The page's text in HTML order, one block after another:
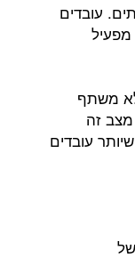
עובדים
משתף
מצב זה
עובדים